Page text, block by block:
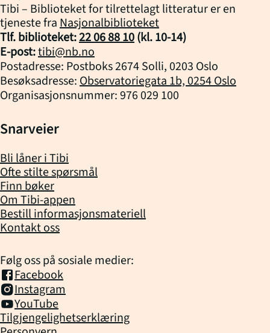
Tibi – Biblioteket for tilrettelagt litteratur er en
tjeneste fraNasjonalbiblioteket
Tlf. biblioteket:22 06 88 10(kl.10-14)
E-post:tibi@nb.no
Postadresse: Postboks 2674 Solli, 0203 Oslo
Besøksadresse:Observatoriegata 1b, 0254 Oslo
Organisasjonsnummer: 976 029 100
Snarveier
Bli låner i Tibi
Ofte stilte spørsmål
Finn bøker
Om Tibi-appen
Bestill informasjonsmateriell
Kontakt oss
Følg oss på sosiale medier:
Facebook
Instagram
YouTube
Tilgjengelighetserklæring